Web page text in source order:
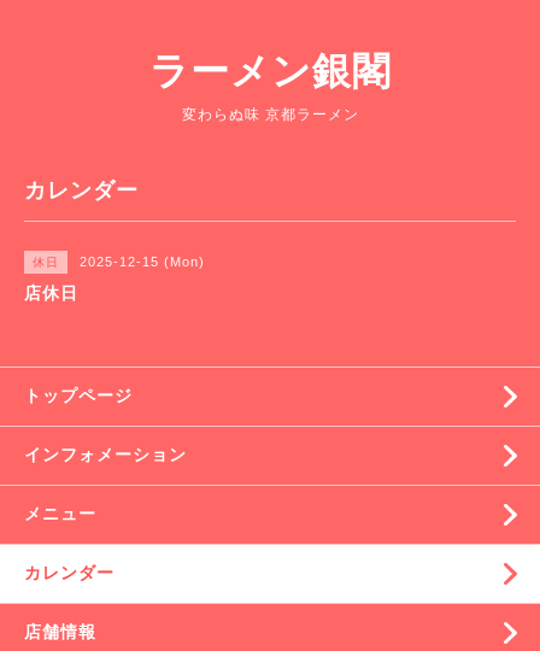
ラーメン銀閣
変わらぬ味 京都ラーメン
カレンダー
休日 2025-12-15 (Mon)
店休日
トップページ
インフォメーション
メニュー
カレンダー
店舗情報